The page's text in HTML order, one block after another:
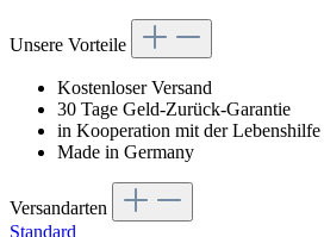
Unsere Vorteile
Kostenloser Versand
30 Tage Geld-Zurück-Garantie
in Kooperation mit der Lebenshilfe
Made in Germany
Versandarten
Standard